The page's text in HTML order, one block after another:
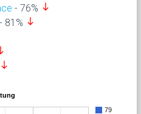
- 76% south
- 81% south
south
79